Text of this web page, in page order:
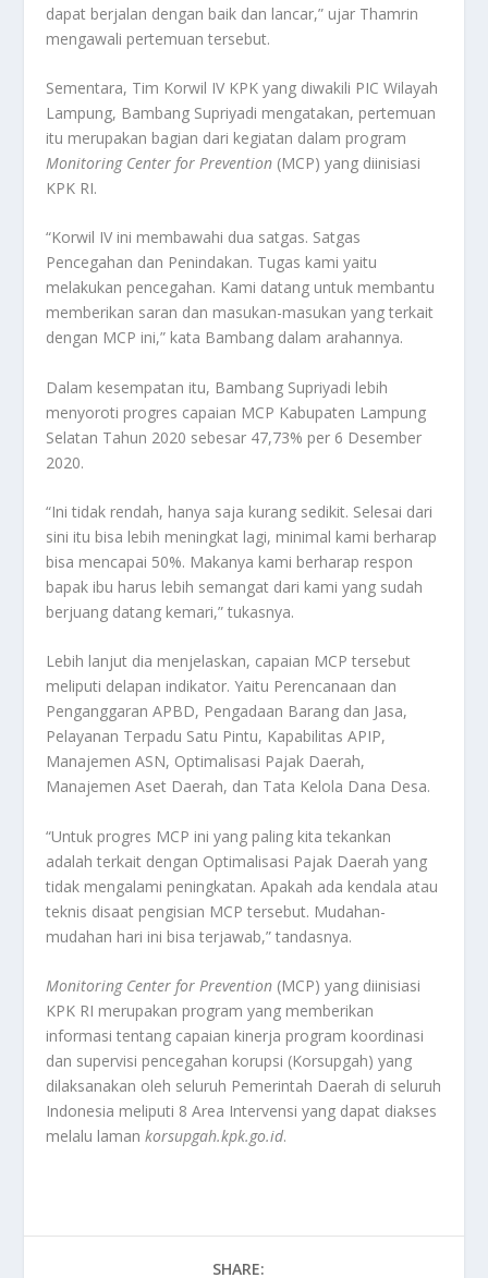
dapat berjalan dengan baik dan lancar,” ujar Thamrin
mengawali pertemuan tersebut.
Sementara, Tim Korwil IV KPK yang diwakili PIC Wilayah
Lampung, Bambang Supriyadi mengatakan, pertemuan
itu merupakan bagian dari kegiatan dalam program
Monitoring Center for Prevention (MCP) yang diinisiasi
KPK RI.
“Korwil IV ini membawahi dua satgas. Satgas
Pencegahan dan Penindakan. Tugas kami yaitu
melakukan pencegahan. Kami datang untuk membantu
memberikan saran dan masukan-masukan yang terkait
dengan MCP ini,” kata Bambang dalam arahannya.
Dalam kesempatan itu, Bambang Supriyadi lebih
menyoroti progres capaian MCP Kabupaten Lampung
Selatan Tahun 2020 sebesar 47,73% per 6 Desember
2020.
“Ini tidak rendah, hanya saja kurang sedikit. Selesai dari
sini itu bisa lebih meningkat lagi, minimal kami berharap
bisa mencapai 50%. Makanya kami berharap respon
bapak ibu harus lebih semangat dari kami yang sudah
berjuang datang kemari,” tukasnya.
Lebih lanjut dia menjelaskan, capaian MCP tersebut
meliputi delapan indikator. Yaitu Perencanaan dan
Penganggaran APBD, Pengadaan Barang dan Jasa,
Pelayanan Terpadu Satu Pintu, Kapabilitas APIP,
Manajemen ASN, Optimalisasi Pajak Daerah,
Manajemen Aset Daerah, dan Tata Kelola Dana Desa.
“Untuk progres MCP ini yang paling kita tekankan
adalah terkait dengan Optimalisasi Pajak Daerah yang
tidak mengalami peningkatan. Apakah ada kendala atau
teknis disaat pengisian MCP tersebut. Mudahan-
mudahan hari ini bisa terjawab,” tandasnya.
Monitoring Center for Prevention (MCP) yang diinisiasi
KPK RI merupakan program yang memberikan
informasi tentang capaian kinerja program koordinasi
dan supervisi pencegahan korupsi (Korsupgah) yang
dilaksanakan oleh seluruh Pemerintah Daerah di seluruh
Indonesia meliputi 8 Area Intervensi yang dapat diakses
melalu lamankorsupgah.kpk.go.id.
SHARE: